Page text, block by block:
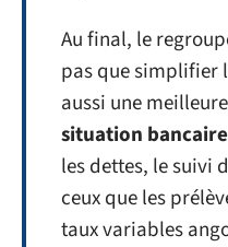
Au final, le
pas que simplifier
aussi une
situation bancaire
les dettes, le suivi
ceux que les
taux variables